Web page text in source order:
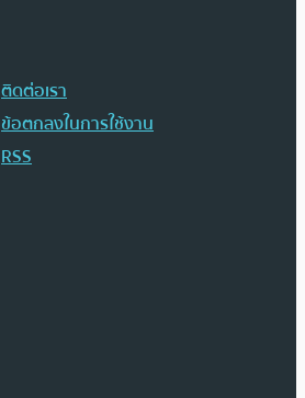
ติดต่อเรา
ข้อตกลงในการใช้งาน
RSS